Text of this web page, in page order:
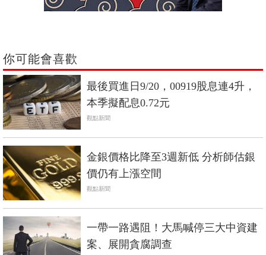
你可能會喜歡
最後買進日9/20，00919股息連4升，
本季擬配息0.72元
觀點新聞
金銀價格比降至3週新低 分析師估銀
價仍有上漲空間
觀點新聞
一帶一路遇阻！大馬喊停三大中資建
案、展開貪腐調查